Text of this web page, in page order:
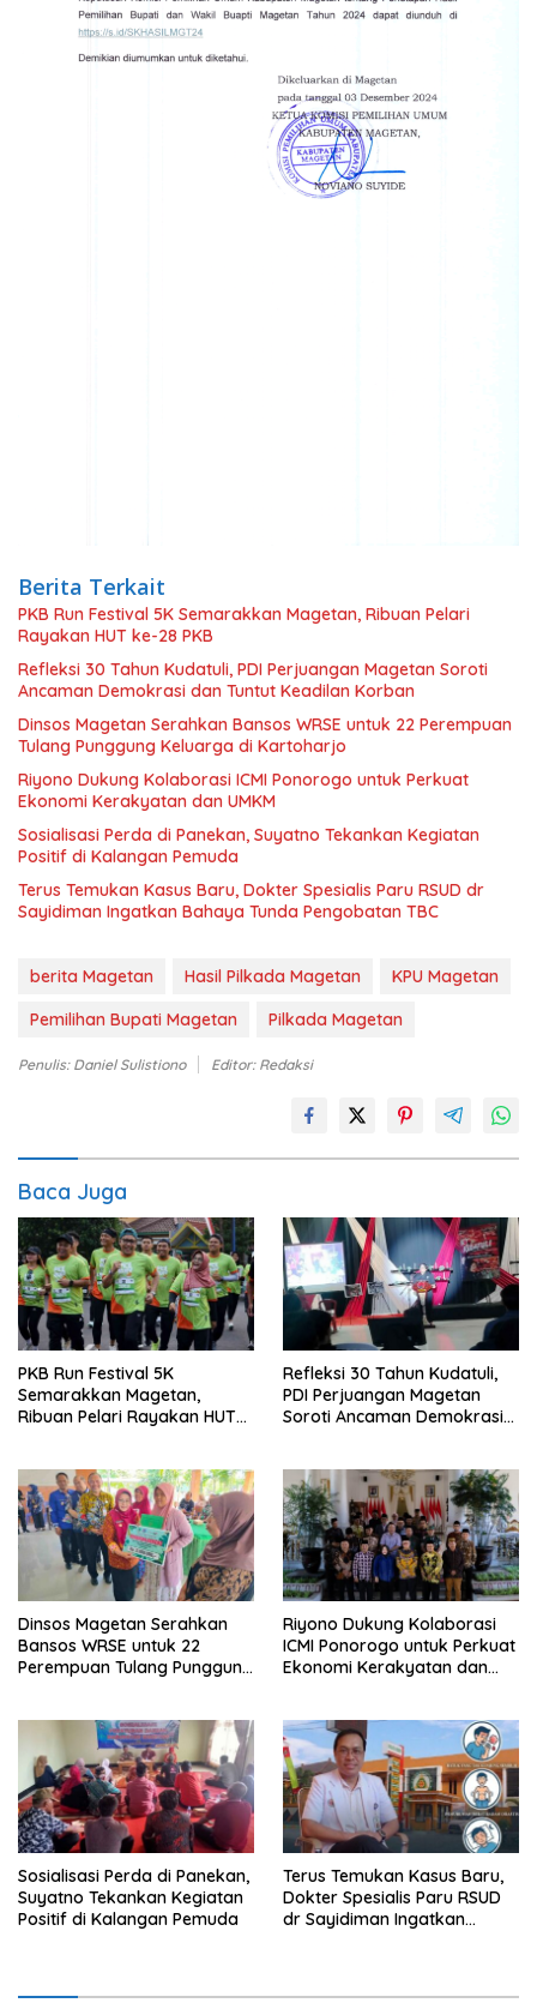
Berita Terkait
PKB Run Festival 5K Semarakkan Magetan, Ribuan Pelari
Rayakan HUT ke-28 PKB
Refleksi 30 Tahun Kudatuli, PDI Perjuangan Magetan Soroti
Ancaman Demokrasi dan Tuntut Keadilan Korban
Dinsos Magetan Serahkan Bansos WRSE untuk 22 Perempuan
Tulang Punggung Keluarga di Kartoharjo
Riyono Dukung Kolaborasi ICMI Ponorogo untuk Perkuat
Ekonomi Kerakyatan dan UMKM
Sosialisasi Perda di Panekan, Suyatno Tekankan Kegiatan
Positif di Kalangan Pemuda
Terus Temukan Kasus Baru, Dokter Spesialis Paru RSUD dr
Sayidiman Ingatkan Bahaya Tunda Pengobatan TBC
berita Magetan Hasil Pilkada Magetan
KPU Magetan
Pemilihan Bupati Magetan
Pilkada Magetan
Penulis: Daniel Sulistiono Editor: Redaksi
Baca Juga
PKB Run Festival 5K
Semarakkan Magetan,
Ribuan Pelari Rayakan HUT
Refleksi 30 Tahun Kudatuli,
PDI Perjuangan Magetan
Soroti Ancaman Demokrasi
Dinsos Magetan Serahkan
Bansos WRSE untuk 22
Perempuan Tulang Punggung
Riyono Dukung Kolaborasi
ICMI Ponorogo untuk Perkuat
Ekonomi Kerakyatan dan
Sosialisasi Perda di Panekan,
Suyatno Tekankan Kegiatan
Positif di Kalangan Pemuda
Terus Temukan Kasus Baru,
Dokter Spesialis Paru RSUD
dr Sayidiman Ingatkan